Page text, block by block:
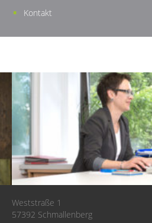
Kontakt
Weststraße 1
57392 Schmallenberg